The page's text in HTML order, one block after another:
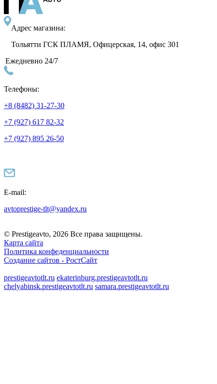
Адрес магазина:
Тольятти ГСК ПЛАМЯ, Офицерская, 14, офис 301
Ежедневно 24/7
Телефоны:
+8 (8482) 31-27-30
+7 (927) 617 82-32
+7 (927) 895 26-50
E-mail:
avtoprestige-tlt@yandex.ru
© Prestigeavto, 2026 Все права защищены.
Карта сайта
Политика конфеденциальности
Создание сайтов - РостСайт
prestigeavtotlt.ru ekaterinburg.prestigeavtotlt.ru
chelyabinsk.prestigeavtotlt.ru samara.prestigeavtotlt.ru